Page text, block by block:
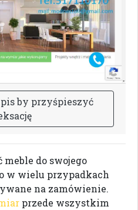
pisby przyśpieszyć
ksację
do swojego
w wielu przypadkach
na zamówienie.
przede wszystkim